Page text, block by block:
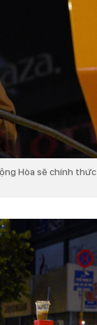
Hòa sẽ chính thức